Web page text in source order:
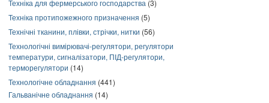
Техніка для фермерського господарства (3)
Техніка протипожежного призначення (5)
Технічні тканини, плівки, стрічки, нитки (56)
Технологічні вимірювачі-регулятори, регулятори
температури, сигналізатори, ПІД-регулятори,
терморегулятори (14)
Технологічне обладнання (441)
Гальванічне обладнання (14)